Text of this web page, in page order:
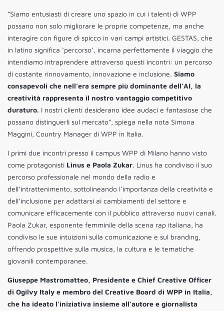
“Siamo entusiasti di creare uno spazio in cui i talenti di WPP
possano non solo migliorare le proprie competenze, ma anche
interagire con figure di spicco in vari campi artistici. GESTAS, che
in latino significa ‘percorso’, incarna perfettamente il viaggio che
intendiamo intraprendere attraverso questi incontri: un percorso
di costante rinnovamento, innovazione e inclusione. Siamo
consapevoli che nell’era sempre più dominante dell’AI, la
creatività rappresenta il nostro vantaggio competitivo
duraturo. I nostri clienti desiderano idee audaci e fantasiose che
possano distinguerli sul mercato”, spiega nella nota Simona
Maggini, Country Manager di WPP in Italia.
I primi due incontri presso il campus WPP di Milano hanno visto
come protagonisti Linus e Paola Zukar. Linus ha condiviso il suo
percorso professionale nel mondo della radio e
dell’intrattenimento, sottolineando l’importanza della creatività e
dell’inclusione per adattarsi ai cambiamenti del settore e
comunicare efficacemente con il pubblico attraverso nuovi canali.
Paola Zukar, esponente femminile della scena rap italiana, ha
condiviso le sue intuizioni sulla comunicazione e sul branding,
offrendo prospettive sulla musica, la cultura e le tematiche
giovanili contemporanee.
Giuseppe Mastromatteo, Presidente e Chief Creative Officer
di Ogilvy Italy e membro del Creative Board di WPP in Italia,
che ha ideato l’iniziativa insieme all’autore e giornalista